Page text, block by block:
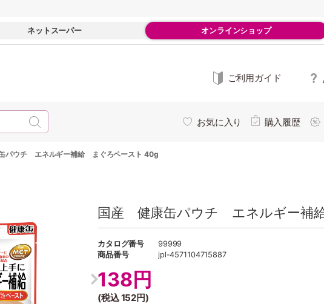
ネットスーパー オンラインショップ
ご利用ガイド
お気に入り 購入履歴
パウチ エネルギー補給 まぐろペースト 40g
国産 健康缶パウチ エネルギー補
カタログ番号
99999
商品番号
jpl-4571104715887
138円
(税込152円)